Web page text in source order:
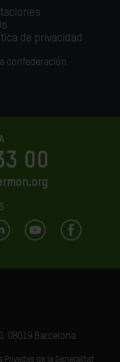
de privacidad
confederación
00
08019 Barcelona
Privadas de la Generalitat